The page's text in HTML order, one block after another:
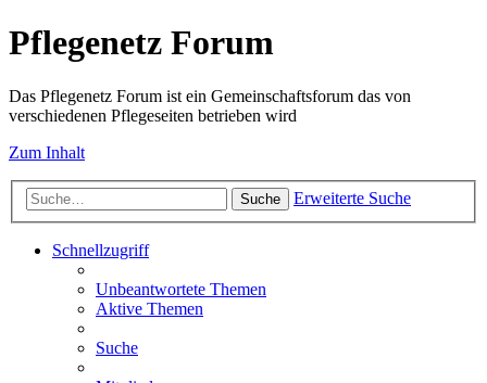
Pflegenetz Forum
Das Pflegenetz Forum ist ein Gemeinschaftsforum das von
verschiedenen Pflegeseiten betrieben wird
Zum Inhalt
Suche Erweiterte Suche
Schnellzugriff
Unbeantwortete Themen
Aktive Themen
Suche